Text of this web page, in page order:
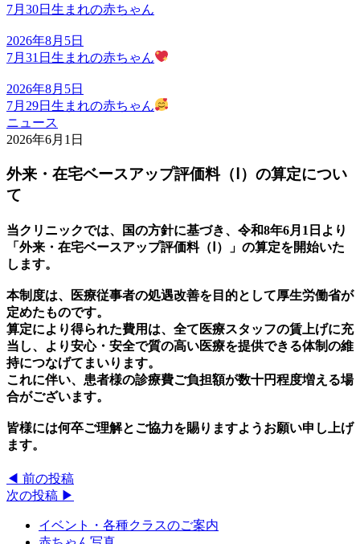
7月30日生まれの赤ちゃん
2026年8月5日
7月31日生まれの赤ちゃん
2026年8月5日
7月29日生まれの赤ちゃん
ニュース
2026年6月1日
外来・在宅ベースアップ評価料（Ⅰ）の算定につい
て
当クリニックでは、国の方針に基づき、令和8年6月1日より
「外来・在宅ベースアップ評価料（Ⅰ）」の算定を開始いた
します。
本制度は、医療従事者の処遇改善を目的として厚生労働省が
定めたものです。
算定により得られた費用は、全て医療スタッフの賃上げに充
当し、より安心・安全で質の高い医療を提供できる体制の維
持につなげてまいります。
これに伴い、患者様の診療費ご負担額が数十円程度増える場
合がございます。
皆様には何卒ご理解とご協力を賜りますようお願い申し上げ
ます。
◀︎ 前の投稿
次の投稿 ▶︎
イベント・各種クラスのご案内